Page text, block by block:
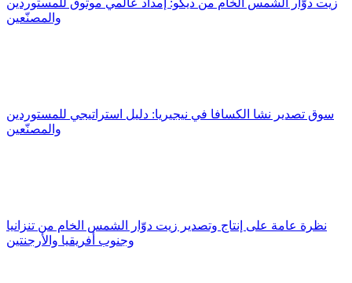
زيت دوّار الشمس الخام من ديكو: إمداد عالمي موثوق للمستوردين
والمصنّعين
سوق تصدير نشا الكسافا في نيجيريا: دليل استراتيجي للمستوردين
والمصنّعين
نظرة عامة على إنتاج وتصدير زيت دوّار الشمس الخام من تنزانيا
وجنوب أفريقيا والأرجنتين